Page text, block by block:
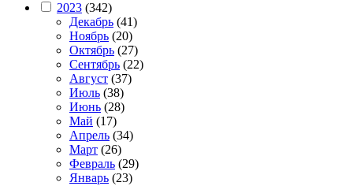
2023 (342)
Декабрь (41)
Ноябрь (20)
Октябрь (27)
Сентябрь (22)
Август (37)
Июль (38)
Июнь (28)
Май (17)
Апрель (34)
Март (26)
Февраль (29)
Январь (23)